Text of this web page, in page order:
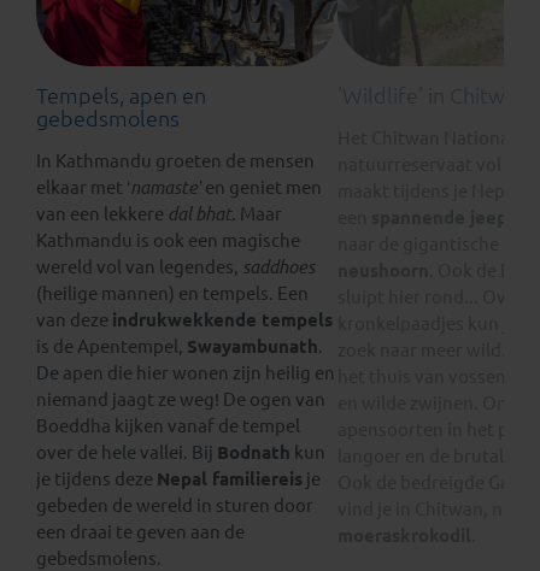
Tempels, apen en
gebedsmolens
In Kathmandu groeten de mensen
elkaar met ‘namaste’ en geniet men
van een lekkere dal bhat. Maar
Kathmandu is ook een magische
wereld vol van legendes, saddhoes
(heilige mannen) en tempels. Een
van deze indrukwekkende tempels
is de Apentempel, Swayambunath.
De apen die hier wonen zijn heilig en
niemand jaagt ze weg! De ogen van
Boeddha kijken vanaf de tempel
over de hele vallei. Bij Bodnath kun
je tijdens deze Nepal familiereis je
gebeden de wereld in sturen door
een draai te geven aan de
gebedsmolens.
'Wildlife' in Chitwan